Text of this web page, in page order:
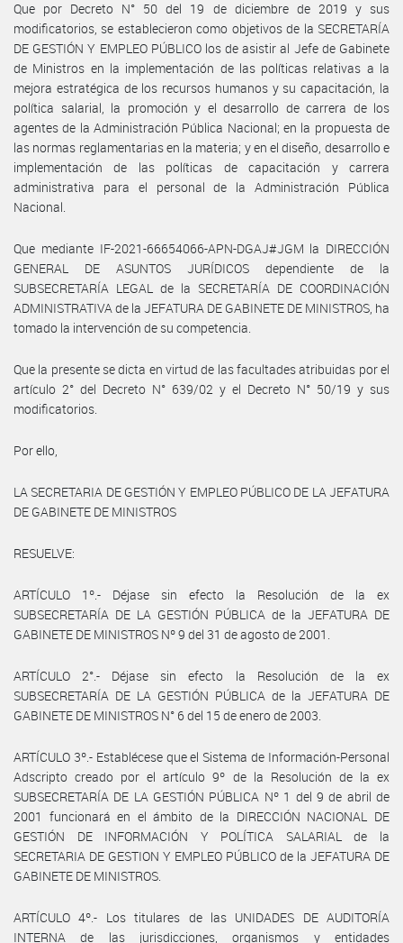
Que por Decreto N° 50 del 19 de diciembre de 2019 y sus
modificatorios, se establecieron como objetivos de la SECRETARÍA
DE GESTIÓN Y EMPLEO PÚBLICO los de asistir al Jefe de Gabinete
de Ministros en la implementación de las políticas relativas a la
mejora estratégica de los recursos humanos y su capacitación, la
política salarial, la promoción y el desarrollo de carrera de los
agentes de la Administración Pública Nacional; en la propuesta de
las normas reglamentarias en la materia; y en el diseño, desarrollo e
implementación de las políticas de capacitación y carrera
administrativa para el personal de la Administración Pública
Nacional.
Que mediante IF-2021-66654066-APN-DGAJ#JGM la DIRECCIÓN
GENERAL DE ASUNTOS JURÍDICOS dependiente de la
SUBSECRETARÍA LEGAL de la SECRETARÍA DE COORDINACIÓN
ADMINISTRATIVA de la JEFATURA DE GABINETE DE MINISTROS, ha
tomado la intervención de su competencia.
Que la presente se dicta en virtud de las facultades atribuidas por el
artículo 2° del Decreto N° 639/02 y el Decreto N° 50/19 y sus
modificatorios.
Por ello,
LA SECRETARIA DE GESTIÓN Y EMPLEO PÚBLICO DE LA JEFATURA
DE GABINETE DE MINISTROS
RESUELVE:
ARTÍCULO 1º.- Déjase sin efecto la Resolución de la ex
SUBSECRETARÍA DE LA GESTIÓN PÚBLICA de la JEFATURA DE
GABINETE DE MINISTROS Nº 9 del 31 de agosto de 2001.
ARTÍCULO 2°.- Déjase sin efecto la Resolución de la ex
SUBSECRETARÍA DE LA GESTIÓN PÚBLICA de la JEFATURA DE
GABINETE DE MINISTROS N° 6 del 15 de enero de 2003.
ARTÍCULO 3º.- Establécese que el Sistema de Información-Personal
Adscripto creado por el artículo 9º de la Resolución de la ex
SUBSECRETARÍA DE LA GESTIÓN PÚBLICA Nº 1 del 9 de abril de
2001 funcionará en el ámbito de la DIRECCIÓN NACIONAL DE
GESTIÓN DE INFORMACIÓN Y POLÍTICA SALARIAL de la
SECRETARIA DE GESTION Y EMPLEO PÚBLICO de la JEFATURA DE
GABINETE DE MINISTROS.
ARTÍCULO 4º.- Los titulares de las UNIDADES DE AUDITORÍA
INTERNA de las jurisdicciones, organismos y entidades